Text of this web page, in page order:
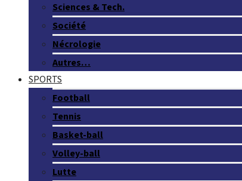
Sciences & Tech.
Société
Nécrologie
Autres…
SPORTS
Football
Tennis
Basket-ball
Volley-ball
Lutte